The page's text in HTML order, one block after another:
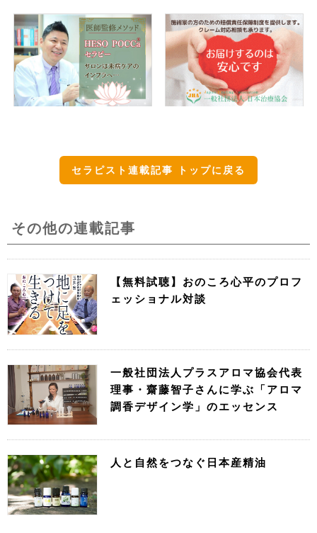
セラピスト連載記事 トップに戻る
その他の連載記事
【無料試聴】おのころ心平のプロフ
ェッショナル対談
一般社団法人プラスアロマ協会代表
理事・齋藤智子さんに学ぶ「アロマ
調香デザイン学」のエッセンス
人と自然をつなぐ日本産精油